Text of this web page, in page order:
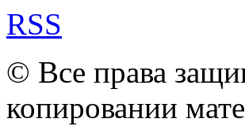
RSS
© Все права
копировании